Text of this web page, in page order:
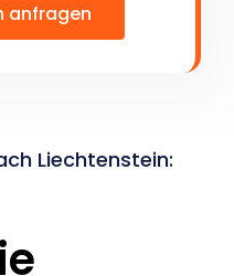
anfragen
Liechtenstein: